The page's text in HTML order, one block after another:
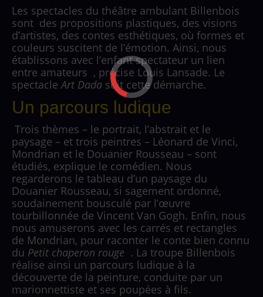
Les spectacles du théâtre ambulant Billenbois
sont des propositions plastiques, des visions
d’artistes, des contes esthétiques, où formes et
couleurs suscitent de l’émotion. Ainsi, nous
établissons avec l’enfant spectateur un lien
entre amateurs , précise Louis Lansade. Le
spectacleArt Dada suit cette démarche.
Un parcours ludique
Trois thèmes – le portrait, l’abstrait et le
paysage – et trois peintres – Léonard de Vinci,
Mondrian et le Douanier Rousseau – sont
étudiés, explique le comédien. Nous
regarderons le tableau d’un paysage du
Douanier Rousseau, si sagement ordonné,
soudainement bousculé par l’œuvre
tourbillonnée de Vincent Van Gogh. Enfin, nous
nous amuserons avec les carrés et rectangles
de Mondrian, pour raconter le conte bien connu
du Petit chaperon rouge . La troupe Billenbois
réalise ainsi un parcours ludique à la
découverte de la peinture, conduite par un
marionnettiste et ses poupées à fils.